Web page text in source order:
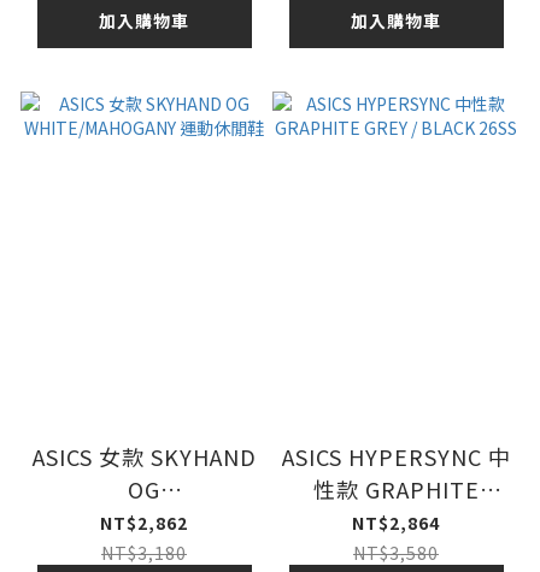
加入購物車
加入購物車
ASICS 女款 SKYHAND
OG
WHITE/MAHOGANY
運動休閒鞋
NT$2,862
NT$3,180
ASICS HYPERSYNC 中
性款 GRAPHITE
GREY / BLACK 26SS
NT$2,864
NT$3,580